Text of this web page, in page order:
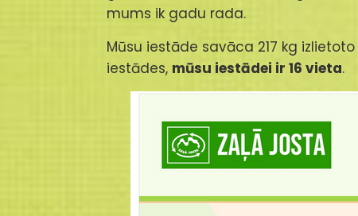
mums ik gadu rada.
Mūsu iestāde savāca 217 kg
iestādes, mūsu iestādei ir 16 vieta.